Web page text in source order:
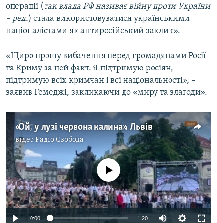
операції ( так влада РФ називає війну проти України
– ред.) стала використовуватися українськими
націоналістами як антиросійський заклик».
«Щиро прошу вибачення перед громадянами Росії
та Криму за цей факт. Я підтримую росіян,
підтримую всіх кримчан і всі національності», –
заявив Гемеджі, закликаючи до «миру та злагоди».
«Ой, у лузі червона калина». Львів
відеоРадіо Свобода
No media source currently available
0:00 1:20